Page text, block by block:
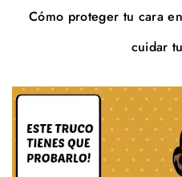
Cómo proteger tu cara
cuidar